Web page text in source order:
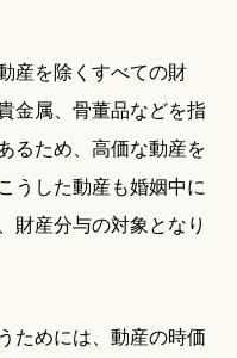
産を除くすべての財
金属、骨董品などを指
るため、高価な動産を
うした動産も婚姻中に
財産分与の対象となり
ためには、動産の時価